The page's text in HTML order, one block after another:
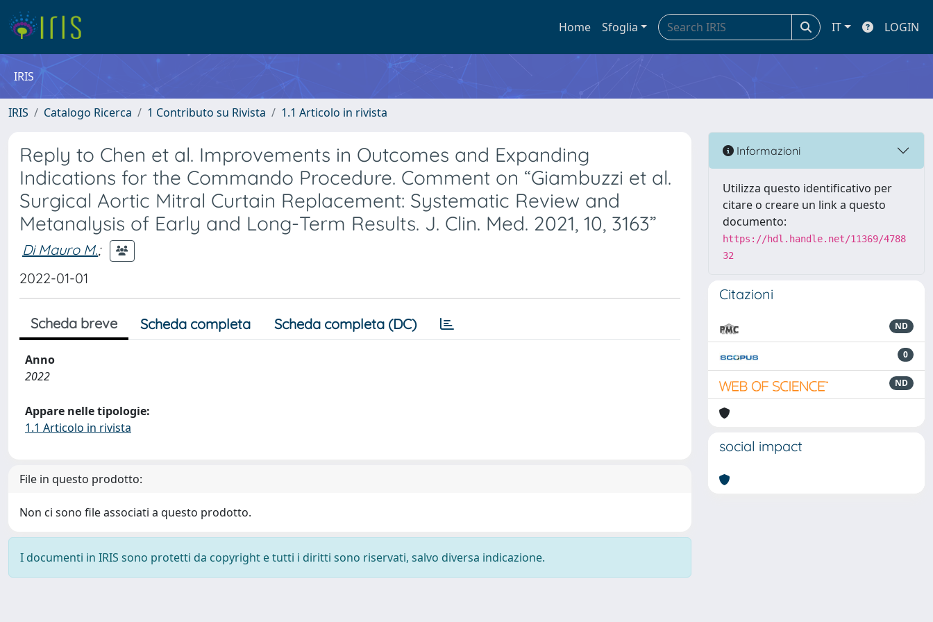
Home Sfoglia IT LOGIN
IRIS
IRIS Catalogo Ricerca 1 Contributo su Rivista 1.1 Articolo in rivista
Reply to Chen et al. Improvements in Outcomes and Expanding
Indications for the Commando Procedure. Comment on “Giambuzzi et al.
Surgical Aortic Mitral Curtain Replacement: Systematic Review and
Metanalysis of Early and Long-Term Results. J. Clin. Med. 2021, 10, 3163”
Di Mauro M.;
2022-01-01
Scheda breve Scheda completa Scheda completa (DC)
Anno
2022
Appare nelle tipologie:
1.1 Articolo in rivista
File in questo prodotto:
Non ci sono file associati a questo prodotto.
I documenti in IRIS sono protetti da copyright e tutti i diritti sono riservati, salvo diversa indicazione.
Informazioni
Utilizza questo identificativo per
citare o creare un link a questo
documento:
https://hdl.handle.net/11369/4788
32
Citazioni
ND
0
ND
social impact